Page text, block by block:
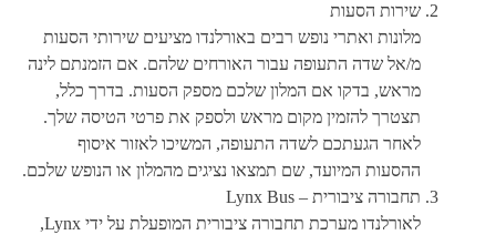
שירות הסעות
מלונות ואתרי נופש רבים באורלנדו מציעים שירותי הסעות
מ/אל שדה התעופה עבור האורחים שלהם. אם הזמנתם לינה
מראש, בדקו אם המלון שלכם מספק הסעות. בדרך כלל,
תצטרך להזמין מקום מראש ולספק את פרטי הטיסה שלך.
לאחר הגעתכם לשדה התעופה, המשיכו לאזור איסוף
ההסעות המיועד, שם תמצאו נציגים מהמלון או הנופש שלכם.
תחבורה ציבורית – Lynx Bus
לאורלנדו מערכת תחבורה ציבורית המופעלת על ידי Lynx,